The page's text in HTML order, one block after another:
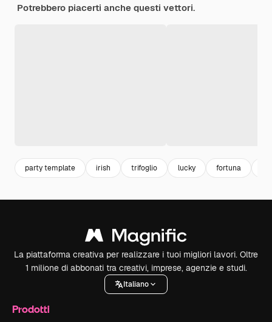
Potrebbero piacerti anche questi vettori.
party template irish trifoglio lucky fortuna
La piattaforma creativa per realizzare i tuoi migliori lavori. Oltre
1 milione di abbonati tra creativi, imprese, agenzie e studi.
Italiano
Prodotti